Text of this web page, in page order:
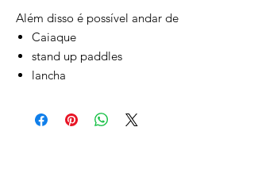
Além disso é possível andar de
Caiaque
stand up paddles
lancha